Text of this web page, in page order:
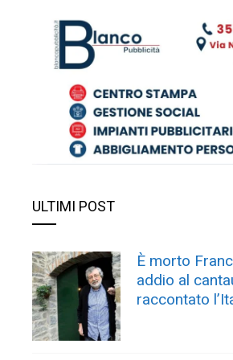
ULTIMI POST
È morto
addio al
raccontato